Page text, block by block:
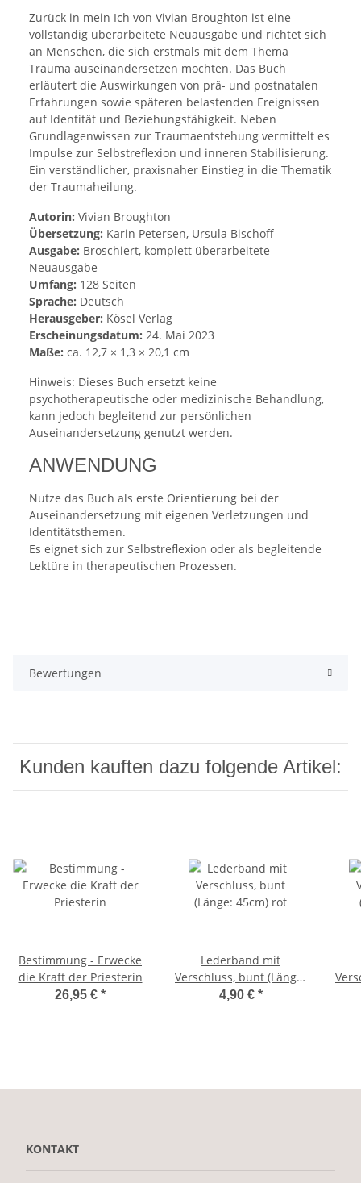
Zurück in mein Ich von Vivian Broughton ist eine
vollständig überarbeitete Neuausgabe und richtet sich
an Menschen, die sich erstmals mit dem Thema
Trauma auseinandersetzen möchten. Das Buch
erläutert die Auswirkungen von prä- und postnatalen
Erfahrungen sowie späteren belastenden Ereignissen
auf Identität und Beziehungsfähigkeit. Neben
Grundlagenwissen zur Traumaentstehung vermittelt es
Impulse zur Selbstreflexion und inneren Stabilisierung.
Ein verständlicher, praxisnaher Einstieg in die Thematik
der Traumaheilung.
Autorin: Vivian Broughton
Übersetzung: Karin Petersen, Ursula Bischoff
Ausgabe: Broschiert, komplett überarbeitete
Neuausgabe
Umfang: 128 Seiten
Sprache: Deutsch
Herausgeber: Kösel Verlag
Erscheinungsdatum: 24. Mai 2023
Maße: ca. 12,7 × 1,3 × 20,1 cm
Hinweis: Dieses Buch ersetzt keine
psychotherapeutische oder medizinische Behandlung,
kann jedoch begleitend zur persönlichen
Auseinandersetzung genutzt werden.
ANWENDUNG
Nutze das Buch als erste Orientierung bei der
Auseinandersetzung mit eigenen Verletzungen und
Identitätsthemen.
Es eignet sich zur Selbstreflexion oder als begleitende
Lektüre in therapeutischen Prozessen.
Bewertungen
Kunden kauften dazu folgende Artikel:
Bestimmung - Erwecke
die Kraft der Priesterin
26,95 € *
Lederband mit
Verschluss, bunt (Länge:
45cm) rot
4,90 € *
KONTAKT